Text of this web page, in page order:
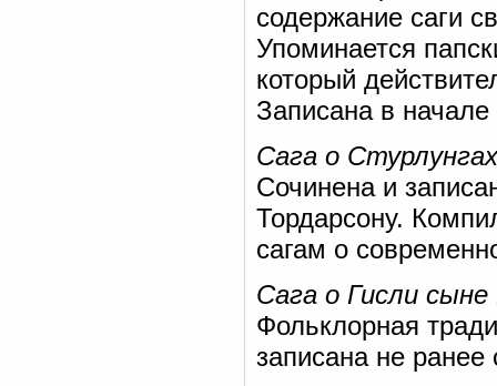
содержание саги
Упоминается
который
Записана в
Сага о Стурлунгах
Сочинена и
Тордарсону.
сагам о
Сага о Гисли сыне
Фольклорная
записана не